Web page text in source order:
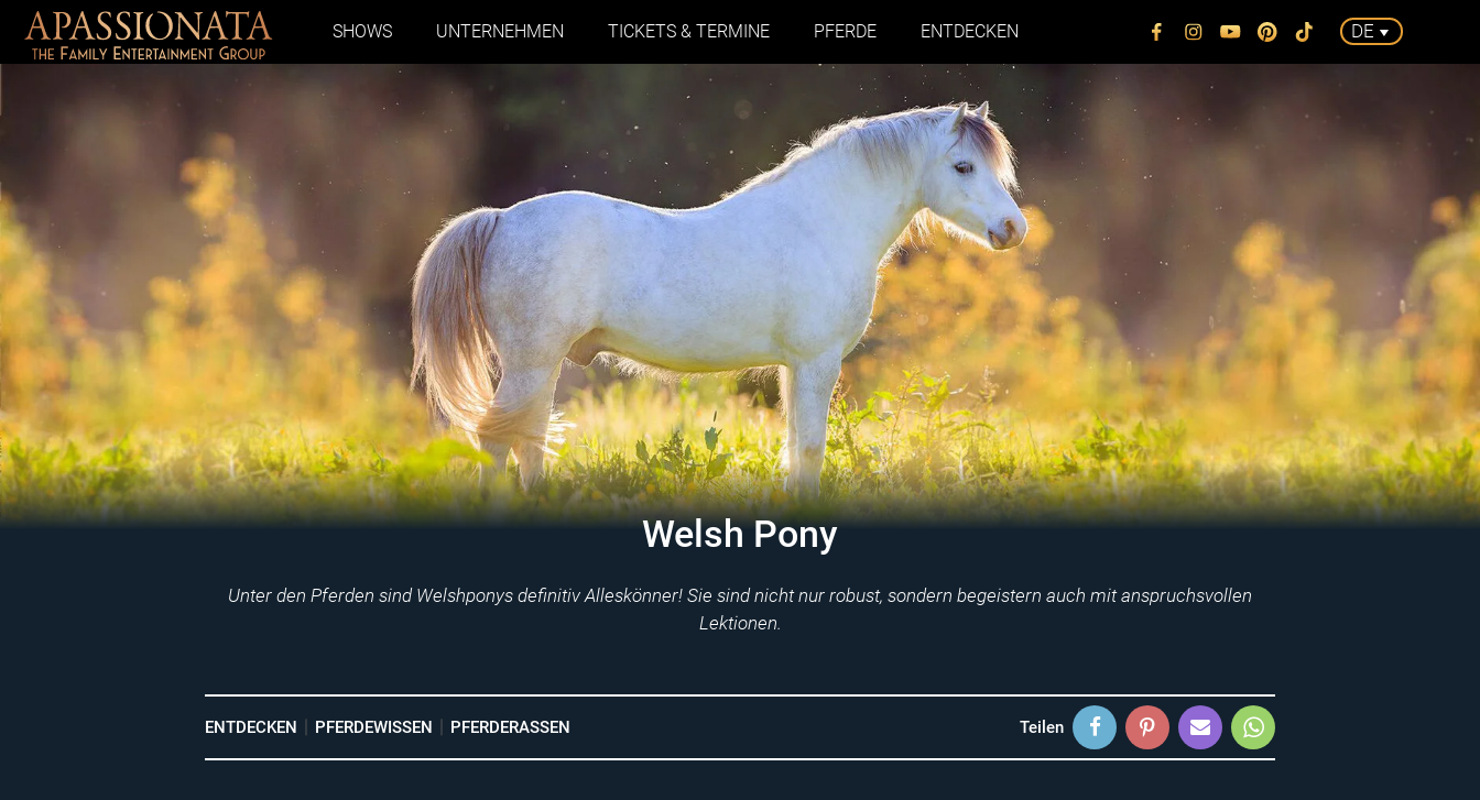
DE
SHOWS UNTERNEHMEN TICKETS & TERMINE PFERDE ENTDECKEN
Welsh Pony
Unter den Pferden sind Welshponys definitiv Alleskönner! Sie sind nicht nur robust, sondern begeistern auch mit anspruchsvollen
Lektionen.
ENTDECKEN PFERDEWISSEN PFERDERASSEN Teilen